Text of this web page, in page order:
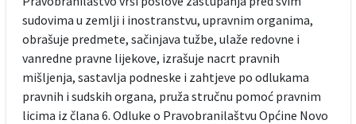
sudovima u zemlji i inostranstvu, upravnim organima,
obrašuje predmete, sačinjava tužbe, ulaže redovne i
vanredne pravne lijekove, izrašuje nacrt pravnih
mišljenja, sastavlja podneske i zahtjeve po odlukama
pravnih i sudskih organa, pruža stručnu pomoć pravnim
licima iz člana 6. Odluke o Pravobranilaštvu Općine Novo